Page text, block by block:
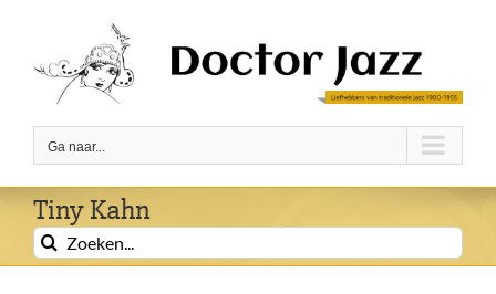
inhoud
Ga naar...
Tiny Kahn
Zoeken
naar: